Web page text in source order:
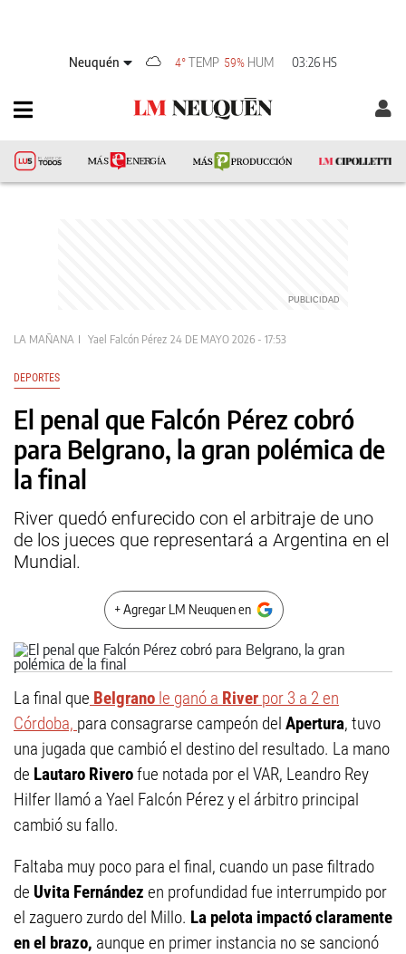
Neuquén 4° TEMP 59% HUM 03:26 HS
LA MAÑANA Yael Falcón Pérez 24 DE MAYO 2026 - 17:53
DEPORTES
El penal que Falcón Pérez cobró
para Belgrano, la gran polémica de
la final
River quedó enfurecido con el arbitraje de uno
de los jueces que representará a Argentina en el
Mundial.
+ Agregar LM Neuquen en
La final que Belgrano le ganó a River por 3 a 2 en
Córdoba, para consagrarse campeón del Apertura, tuvo
una jugada que cambió el destino del resultado. La mano
de Lautaro Riverofue notada por el VAR, Leandro Rey
Hilfer llamó a Yael Falcón Pérez y el árbitro principal
cambió su fallo.
Faltaba muy poco para el final, cuando un pase filtrado
de Uvita Fernández en profundidad fue interrumpido por
el zaguero zurdo del Millo. La pelota impactó claramente
en el brazo, aunque en primer instancia no se sancionó